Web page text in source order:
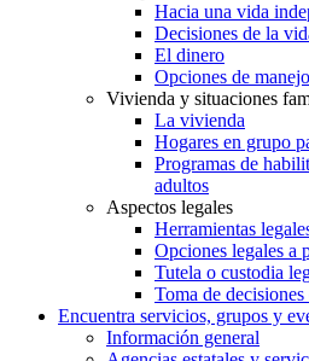
Hacia una vida
Decisiones de la
El dinero
Opciones de
Vivienda y situaciones
La vivienda
Hogares en grupo
Programas de
adultos
Aspectos legales
Herramientas
Opciones legales a
Tutela o custodia
Toma de
Encuentra servicios, grupos y
Información general